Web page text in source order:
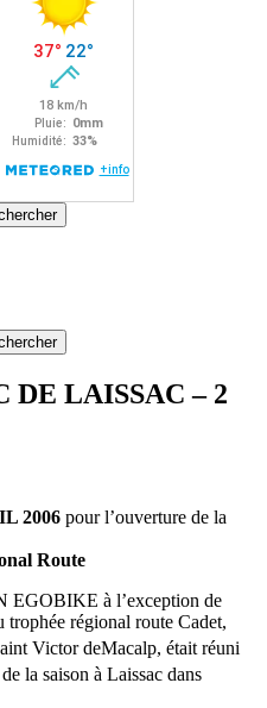
DE LAISSAC – 2
2006 pour l’ouverture de la
Route
EGOBIKE à l’exception de
trophée régional route Cadet,
Victor deMacalp, était réuni
la saison à Laissac dans